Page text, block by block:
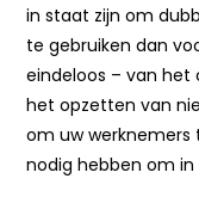
in staat zijn om
te gebruiken dan
eindeloos – van
het opzetten van
om uw werknemers
nodig hebben om